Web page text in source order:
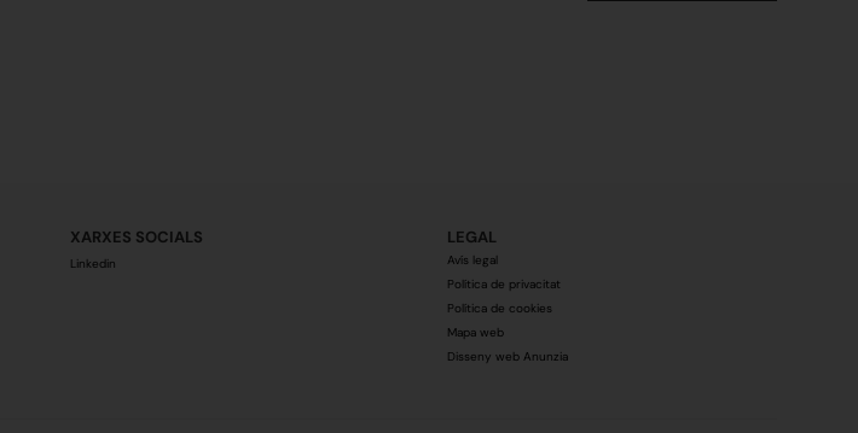
XARXES SOCIALS
Linkedin
LEGAL
Avís legal
Política de privacitat
Política de cookies
Mapa web
Disseny web Anunzia